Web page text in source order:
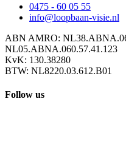
0475 - 60 05 55
info@loopbaan-visie.nl
ABN AMRO:
NL05.ABNA.060.57.41.123
KvK: 130.38280
BTW: NL8220.03.612.B01
Follow us